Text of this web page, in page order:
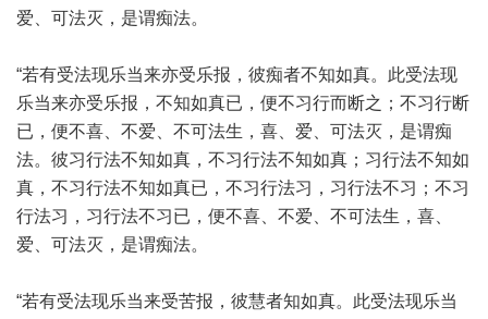
爱、可法灭，是谓痴法。
“若有受法现乐当来亦受乐报，彼痴者不知如真。此受法现
乐当来亦受乐报，不知如真已，便不习行而断之；不习行断
已，便不喜、不爱、不可法生，喜、爱、可法灭，是谓痴
法。彼习行法不知如真，不习行法不知如真；习行法不知如
真，不习行法不知如真已，不习行法习，习行法不习；不习
行法习，习行法不习已，便不喜、不爱、不可法生，喜、
爱、可法灭，是谓痴法。
“若有受法现乐当来受苦报，彼慧者知如真。此受法现乐当